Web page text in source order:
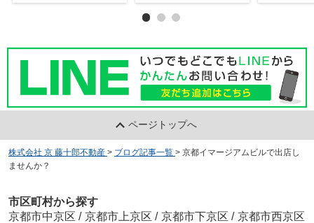
ページトップへ
株式会社 京 藤十郎不動産 > ブログ記事一覧 > 京都イマージアムビルで出店し
ませんか？
市区町村から探す
京都市中京区 / 京都市上京区 / 京都市下京区 / 京都市西京区